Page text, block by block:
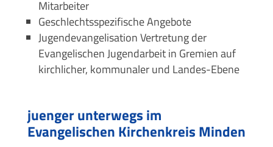
Mitarbeiter
Geschlechtsspezifische Angebote
Jugendevangelisation Vertretung der
Evangelischen Jugendarbeit in Gremien auf
kirchlicher, kommunaler und Landes-Ebene
juenger unterwegs im
Evangelischen Kirchenkreis Minden